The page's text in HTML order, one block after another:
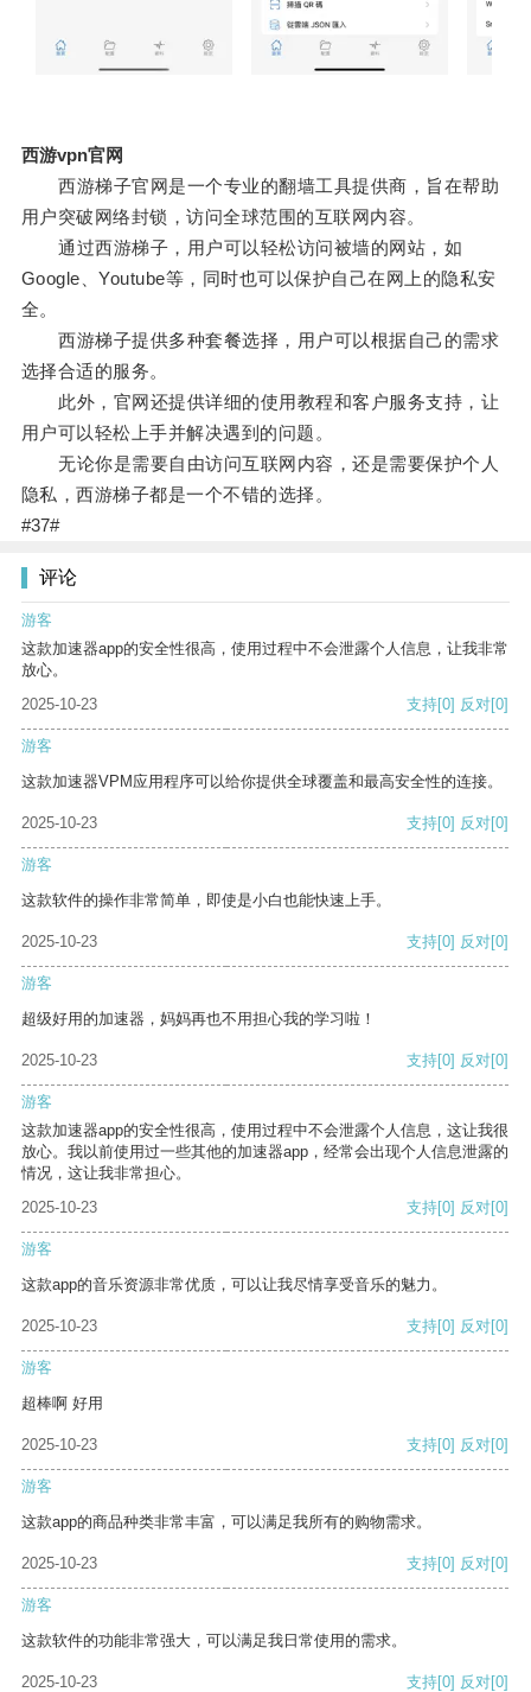
西游vpn官网
西游梯子官网是一个专业的翻墙工具提供商，旨在帮助
用户突破网络封锁，访问全球范围的互联网内容。
通过西游梯子，用户可以轻松访问被墙的网站，如
Google、Youtube等，同时也可以保护自己在网上的隐私安
全。
西游梯子提供多种套餐选择，用户可以根据自己的需求
选择合适的服务。
此外，官网还提供详细的使用教程和客户服务支持，让
用户可以轻松上手并解决遇到的问题。
无论你是需要自由访问互联网内容，还是需要保护个人
隐私，西游梯子都是一个不错的选择。
#37#
评论
游客
这款加速器app的安全性很高，使用过程中不会泄露个人信息，让我非常
放心。
2025-10-23
支持[0] 反对[0]
游客
这款加速器VPM应用程序可以给你提供全球覆盖和最高安全性的连接。
2025-10-23 支持[0] 反对[0]
游客
这款软件的操作非常简单，即使是小白也能快速上手。
2025-10-23 支持[0] 反对[0]
游客
超级好用的加速器，妈妈再也不用担心我的学习啦！
2025-10-23 支持[0] 反对[0]
游客
这款加速器app的安全性很高，使用过程中不会泄露个人信息，这让我很
放心。我以前使用过一些其他的加速器app，经常会出现个人信息泄露的
情况，这让我非常担心。
2025-10-23
支持[0] 反对[0]
游客
这款app的音乐资源非常优质，可以让我尽情享受音乐的魅力。
2025-10-23 支持[0] 反对[0]
游客
超棒啊 好用
2025-10-23 支持[0] 反对[0]
游客
这款app的商品种类非常丰富，可以满足我所有的购物需求。
2025-10-23 支持[0] 反对[0]
游客
这款软件的功能非常强大，可以满足我日常使用的需求。
2025-10-23 支持[0] 反对[0]